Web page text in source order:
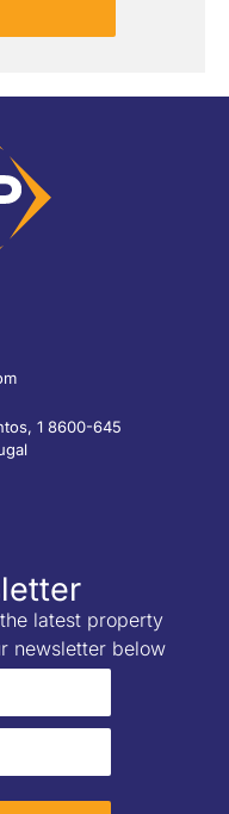
1 8600-645
latest property
newsletter below